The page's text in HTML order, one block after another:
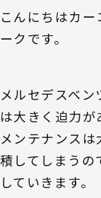
こんにちはカ
ークです。
メルセデスベ
は大きく迫力
メンテナンス
積してしまうの
していきます。